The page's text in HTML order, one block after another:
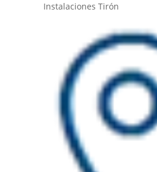
Instalaciones Tirón